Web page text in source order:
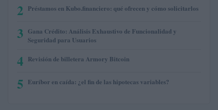
2 Préstamos en Kubo.financiero: qué ofrecen y cómo solicitarlos
3 Gana Crédito: Análisis Exhaustivo de Funcionalidad y
Seguridad para Usuarios
4 Revisión de billetera Armory Bitcoin
5 Euríbor en caída: ¿el fin de las hipotecas variables?